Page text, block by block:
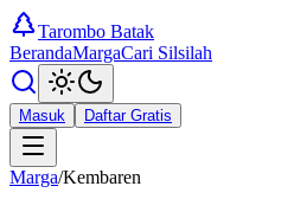
Tarombo Batak
BerandaMargaCari Silsilah
Masuk Daftar Gratis
Marga/Kembaren